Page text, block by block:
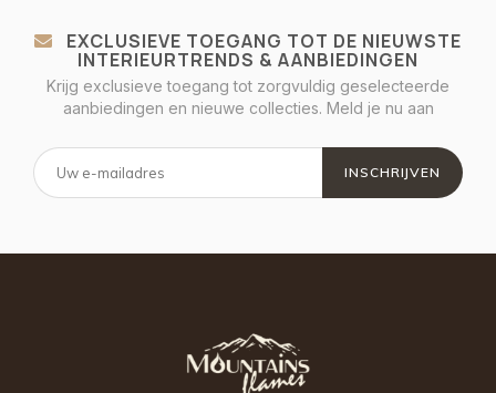
EXCLUSIEVE TOEGANG TOT DE NIEUWSTE
INTERIEURTRENDS & AANBIEDINGEN
Krijg exclusieve toegang tot zorgvuldig geselecteerde
aanbiedingen en nieuwe collecties. Meld je nu aan
INSCHRIJVEN